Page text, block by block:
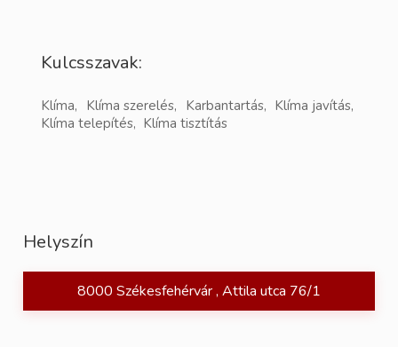
Kulcsszavak:
Klíma, Klíma szerelés, Karbantartás, Klíma javítás,
Klíma telepítés, Klíma tisztítás
Helyszín
8000 Székesfehérvár , Attila utca 76/1